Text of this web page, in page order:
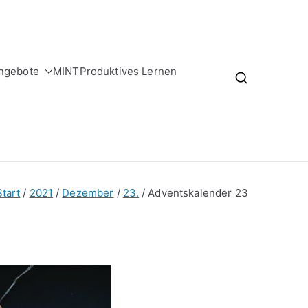
MINTProduktives Lernen
2021 Dezember 23. Adventskalender 23